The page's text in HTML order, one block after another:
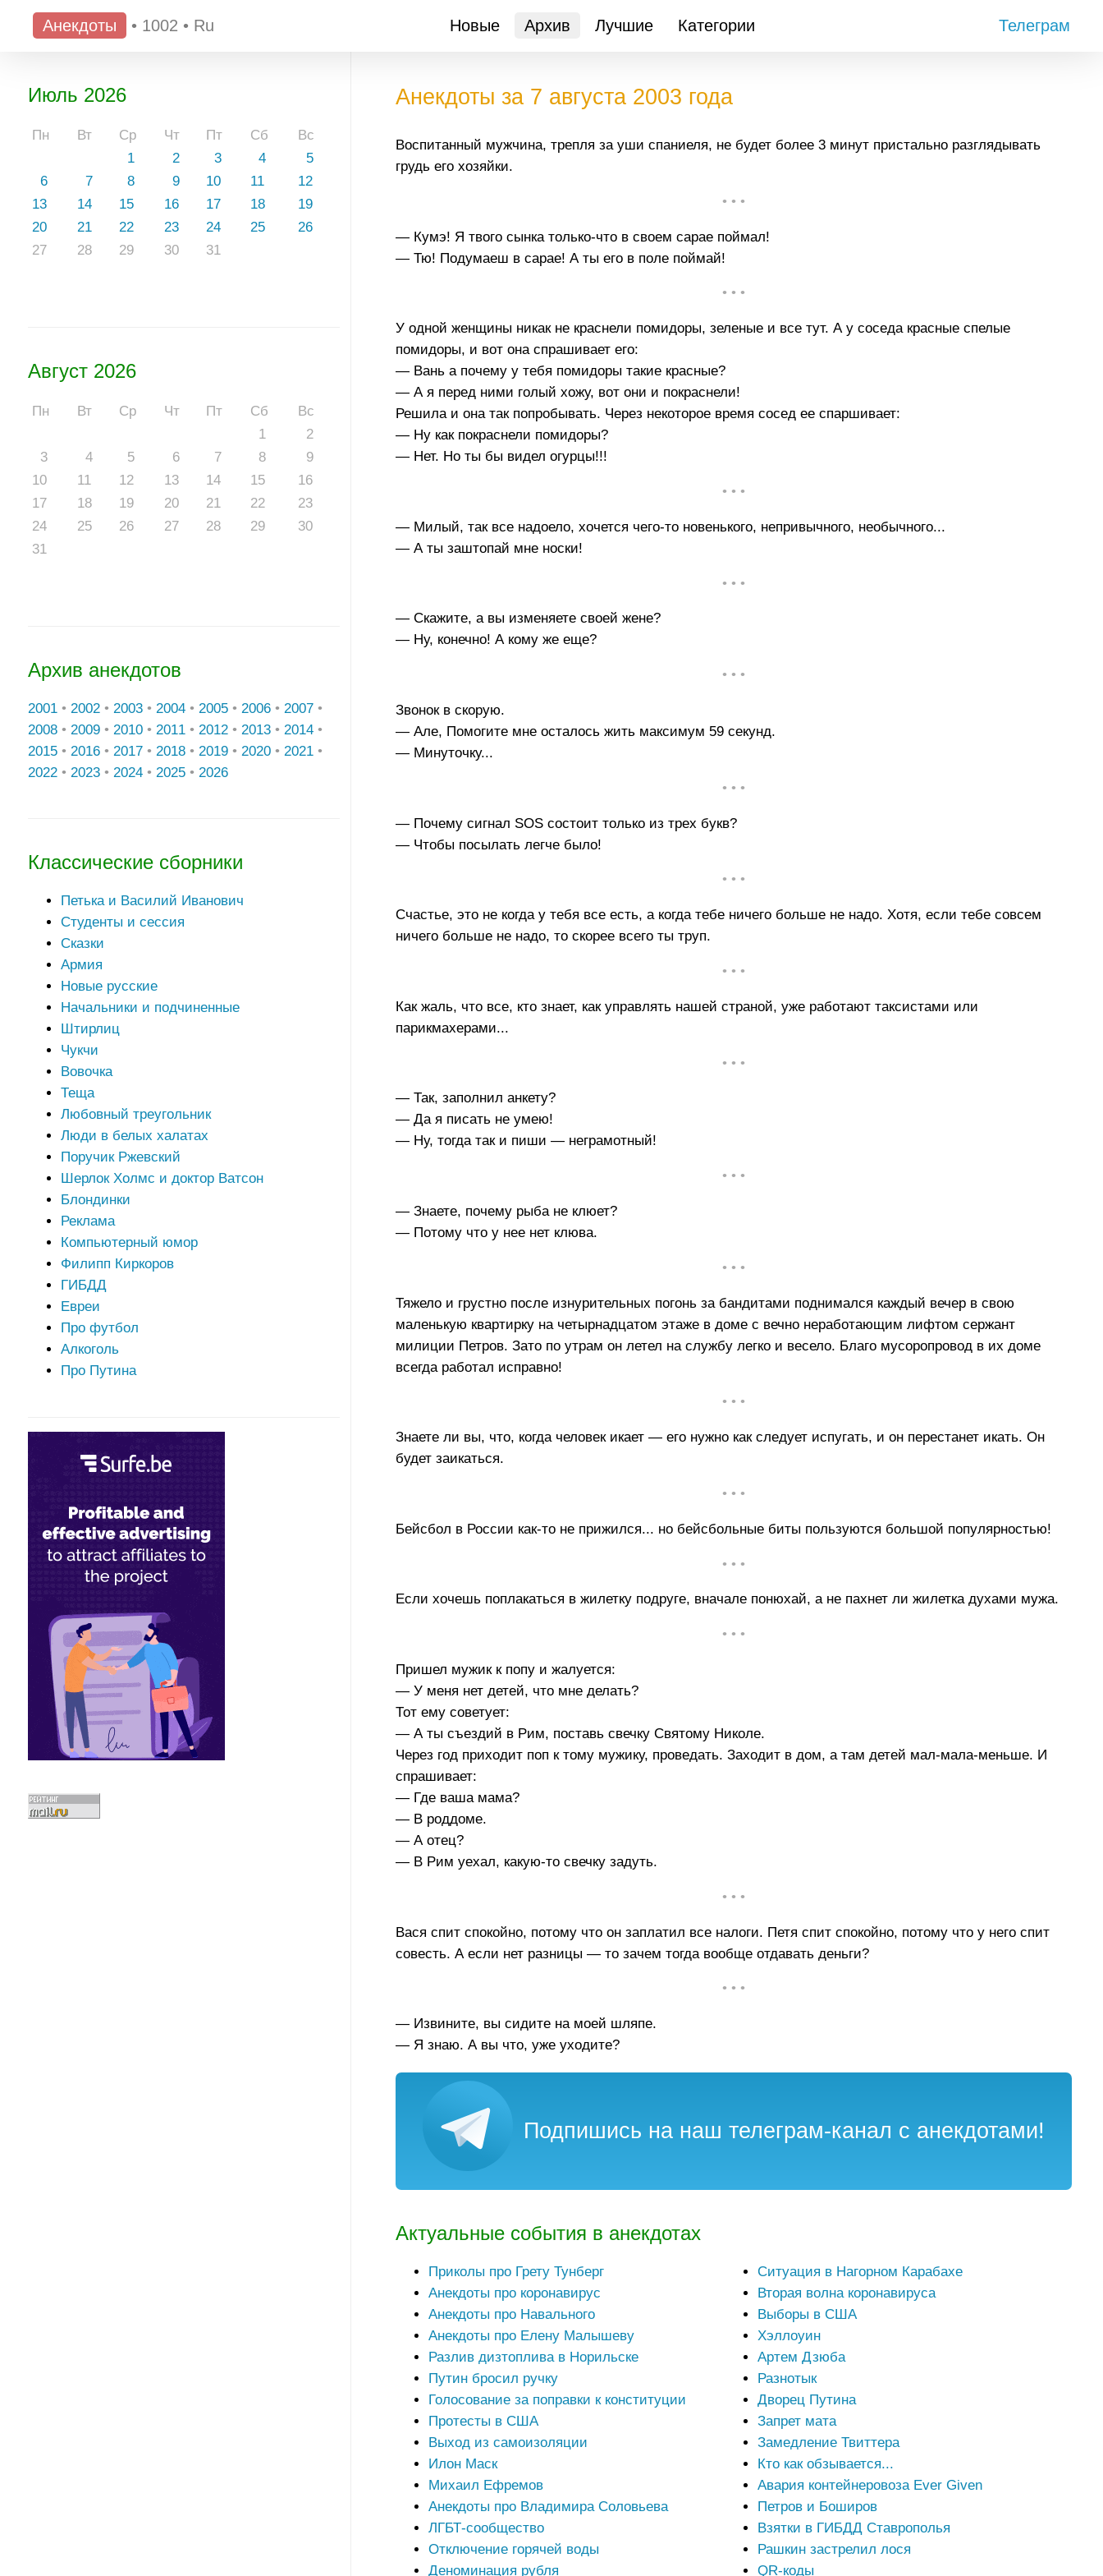
Анекдоты • 1002 • Ru Новые Архив Лучшие Категории Телеграм
Июль 2026
Пн Вт Ср Чт Пт Сб
Вс
1
2 3 4
5
6
7 8 9 10 11
12
13
14 15 16 17 18
19
20
21 22 23 24 25
26
27
28 29 30 31
Август 2026
Пн Вт Ср Чт Пт Сб
Вс
1
2
3
4 5 6 7 8
9
10
11 12 13 14 15
16
17
18 19 20 21 22
23
24
25 26 27 28 29
30
31
Архив анекдотов
2001 • 2002 • 2003 • 2004 • 2005 • 2006 • 2007 •
2008 • 2009 • 2010 • 2011 • 2012 • 2013 • 2014 •
2015 • 2016 • 2017 • 2018 • 2019 • 2020 • 2021 •
2022 • 2023 • 2024 • 2025 • 2026
Классические сборники
Петька и Василий Иванович
Студенты и сессия
Сказки
Армия
Новые русские
Начальники и подчиненные
Штирлиц
Чукчи
Вовочка
Теща
Любовный треугольник
Люди в белых халатах
Поручик Ржевский
Шерлок Холмс и доктор Ватсон
Блондинки
Реклама
Компьютерный юмор
Филипп Киркоров
ГИБДД
Евреи
Про футбол
Алкоголь
Про Путина
Анекдоты за 7 августа 2003 года
Воспитанный мужчина, трепля за уши спаниеля, не будет более 3 минут пристально разглядывать
грудь его хозяйки.
• • •
— Кумэ! Я твого сынка только-что в своем сарае поймал!
— Тю! Подумаеш в сарае! А ты его в поле поймай!
• • •
У одной женщины никак не краснели помидоры, зеленые и все тут. А у соседа красные спелые
помидоры, и вот она спрашивает его:
— Вань а почему у тебя помидоры такие красные?
— А я перед ними голый хожу, вот они и покраснели!
Решила и она так попробывать. Через некоторое время сосед ее спаршивает:
— Ну как покраснели помидоры?
— Нет. Но ты бы видел огурцы!!!
• • •
— Милый, так все надоело, хочется чего-то новенького, непривычного, необычного...
— А ты заштопай мне носки!
• • •
— Скажите, а вы изменяете своей жене?
— Ну, конечно! А кому же еще?
• • •
Звонок в скорую.
— Але, Помогите мне осталось жить максимум 59 секунд.
— Минуточку...
• • •
— Почему сигнал SOS состоит только из трех букв?
— Чтобы посылать легче было!
• • •
Счастье, это не когда у тебя все есть, а когда тебе ничего больше не надо. Хотя, если тебе совсем
ничего больше не надо, то скорее всего ты труп.
• • •
Как жаль, что все, кто знает, как управлять нашей страной, уже работают таксистами или
парикмахерами...
• • •
— Так, заполнил анкету?
— Да я писать не умею!
— Ну, тогда так и пиши — неграмотный!
• • •
— Знаете, почему рыба не клюет?
— Потому что у нее нет клюва.
• • •
Тяжело и грустно после изнурительных погонь за бандитами поднимался каждый вечер в свою
маленькую квартирку на четырнадцатом этаже в доме с вечно неработающим лифтом сержант
милиции Петров. Зато по утрам он летел на службу легко и весело. Благо мусоропровод в их доме
всегда работал исправно!
• • •
Знаете ли вы, что, когда человек икает — его нужно как следует испугать, и он перестанет икать. Он
будет заикаться.
• • •
Бейсбол в России как-то не прижился... но бейсбольные биты пользуются большой популярностью!
• • •
Если хочешь поплакаться в жилетку подруге, вначале понюхай, а не пахнет ли жилетка духами мужа.
• • •
Пришел мужик к попу и жалуется:
— У меня нет детей, что мне делать?
Тот ему советует:
— А ты съездий в Рим, поставь свечку Святому Николе.
Через год приходит поп к тому мужику, проведать. Заходит в дом, а там детей мал-мала-меньше. И
спрашивает:
— Где ваша мама?
— В роддоме.
— А отец?
— В Рим уехал, какую-то свечку задуть.
• • •
Вася спит спокойно, потому что он заплатил все налоги. Петя спит спокойно, потому что у него спит
совесть. А если нет разницы — то зачем тогда вообще отдавать деньги?
• • •
— Извините, вы сидите на моей шляпе.
— Я знаю. А вы что, уже уходите?
Подпишись на наш телеграм-канал с анекдотами!
Актуальные события в анекдотах
Приколы про Грету Тунберг
Анекдоты про коронавирус
Анекдоты про Навального
Анекдоты про Елену Малышеву
Разлив дизтоплива в Норильске
Путин бросил ручку
Голосование за поправки к конституции
Протесты в США
Выход из самоизоляции
Илон Маск
Михаил Ефремов
Анекдоты про Владимира Соловьева
ЛГБТ-сообщество
Отключение горячей воды
Деноминация рубля
Ситуация в Нагорном Карабахе
Вторая волна коронавируса
Выборы в США
Хэллоуин
Артем Дзюба
Разнотык
Дворец Путина
Запрет мата
Замедление Твиттера
Кто как обзывается...
Авария контейнеровоза Ever Given
Петров и Боширов
Взятки в ГИБДД Ставрополья
Рашкин застрелил лося
QR-коды